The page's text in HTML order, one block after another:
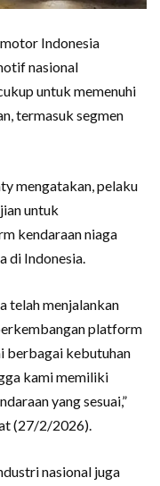
Indonesia
nasional
untuk memenuhi
termasuk segmen
mengatakan, pelaku
untuk
kendaraan niaga
di Indonesia.
telah menjalankan
platform
berbagai kebutuhan
kami memiliki
yang sesuai,”
(27/2/2026).
nasional juga